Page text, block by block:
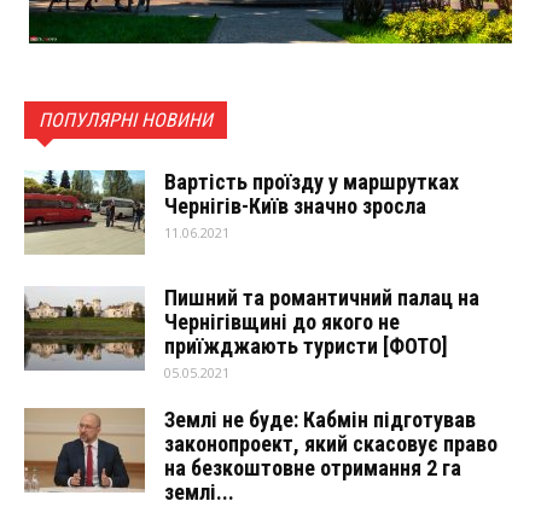
ПОПУЛЯРНІ НОВИНИ
Вартість проїзду у маршрутках
Чернігів-Київ значно зросла
11.06.2021
Пишний та романтичний палац на
Чернігівщині до якого не
приїжджають туристи [ФОТО]
05.05.2021
Землі не буде: Кабмін підготував
законопроект, який скасовує право
на безкоштовне отримання 2 га
землі...